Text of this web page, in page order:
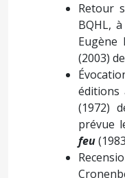
Retour
BQHL,
Eugène
(2003)
éditions
(1972)
prévue
feu